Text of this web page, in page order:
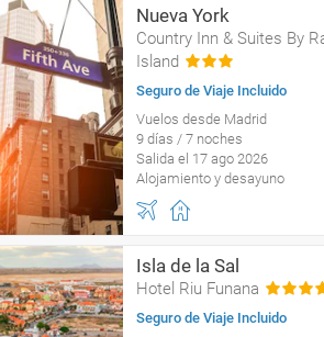
Nueva York
Country Inn & Suites By
Island
Seguro de Viaje Incluido
Vuelos desde Madrid
9 días / 7 noches
Salida el 17 ago 2026
Alojamiento y desayuno
Isla de la Sal
Hotel Riu Funana
Seguro de Viaje Incluido